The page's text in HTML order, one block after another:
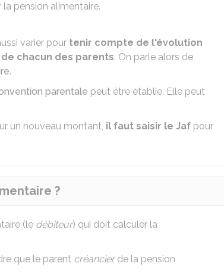
pension alimentaire.
varier pour tenir compte de l'évolution
chacun des parents. On parle alors de
.
parentale peut être établie. Elle peut
un nouveau montant, il faut saisir le Jaf pour
?
(le débiteur) qui doit calculer la
que le parent créancierde la pension